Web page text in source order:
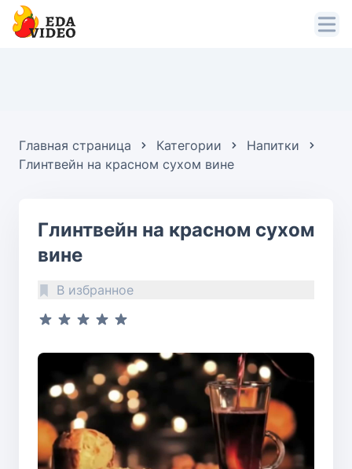
Главная страница Категории
Напитки
Глинтвейн на красном сухом вине
Глинтвейн на красном сухом
вине
В избранное